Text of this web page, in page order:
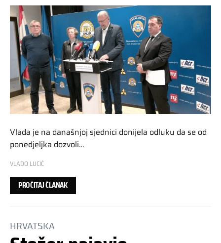
Vlada je na današnjoj sjednici donijela odluku da se od
ponedjeljka dozvoli…
VLADO LUCIĆ
PROČITAJ ČLANAK
HRVATSKA